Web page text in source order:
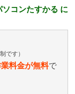
コンたすかる に
です）
料金が無料で